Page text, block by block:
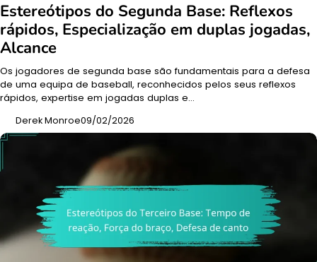
Estereótipos do Segunda Base: Reflexos
rápidos, Especialização em duplas jogadas,
Alcance
Os jogadores de segunda base são fundamentais para a defesa
de uma equipa de baseball, reconhecidos pelos seus reflexos
rápidos, expertise em jogadas duplas e…
Derek Monroe09/02/2026